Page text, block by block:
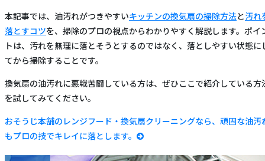
本記事では、油汚れがつきやすいキッチンの換気扇の掃除方法と汚れ
落とすコツを、掃除のプロの視点からわかりやすく解説します。ポイ
トは、汚れを無理に落とそうとするのではなく、落としやすい状態に
てから掃除することです。
換気扇の油汚れに悪戦苦闘している方は、ぜひここで紹介している方
を試してみてください。
おそうじ本舗のレンジフード・換気扇クリーニングなら、頑固な油汚
もプロの技でキレイに落とします。